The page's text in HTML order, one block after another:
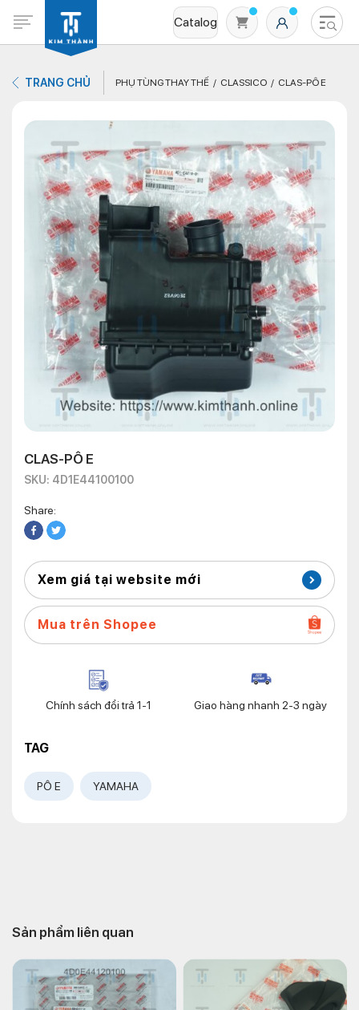
Catalog
Không có sản phẩm nào trong giỏ hàng
TRANG CHỦ PHỤ TÙNG THAY THẾ CLASSICO CLAS-PÔ E
CLAS-PÔ E
SKU: 4D1E44100100
Share:
Xem giá tại website mới
Mua trên Shopee
Chính sách đổi trả 1-1 Giao hàng nhanh 2-3 ngày
TAG
PÔ E YAMAHA
Sản phẩm liên quan